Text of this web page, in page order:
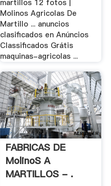
martillos 12 fotos |
Molinos Agricolas De
Martillo ... anuncios
clasificados en Anúncios
Classificados Grátis
maquinas-agricolas ...
FABRICAS DE
MolinoS A
MARTILLOS - .